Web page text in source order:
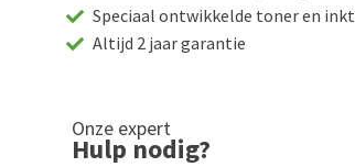
Speciaal ontwikkelde toner en inkt
Altijd 2 jaar garantie
Onze expert
Hulp nodig?